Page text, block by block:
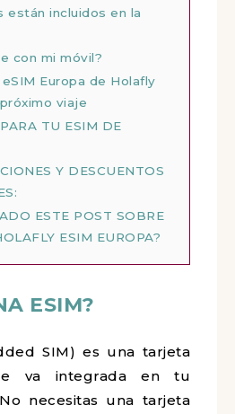
están incluidos en la
con mi móvil?
Europa de Holafly
viaje
TU ESIM DE
Y DESCUENTOS
ESTE POST SOBRE
ESIM EUROPA?
ESIM?
SIM) es una tarjeta
va integrada en tu
necesitas una tarjeta